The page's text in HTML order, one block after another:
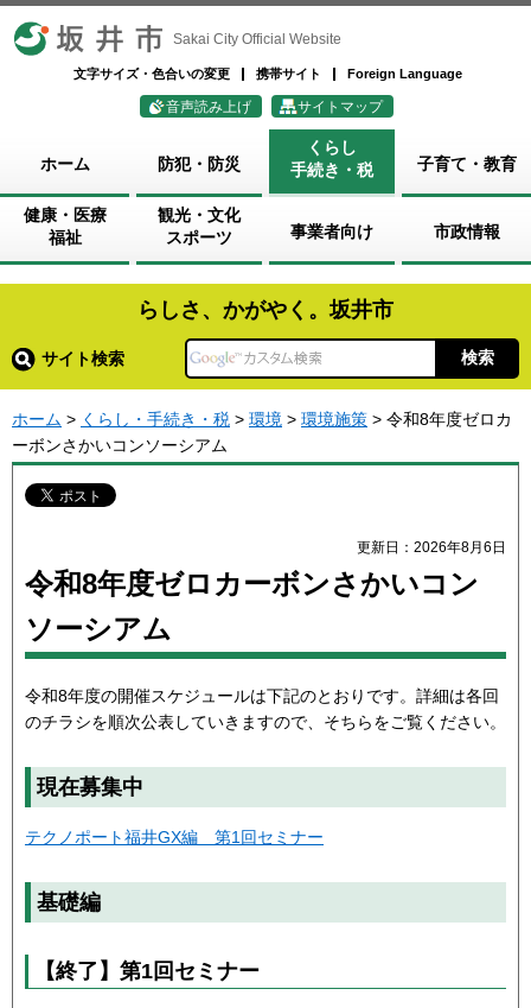
坂井市 Sakai City Official Website
文字サイズ・色合いの変更 携帯サイト Foreign Language
音声読み上げ サイトマップ
ホーム 防犯・防災
くらし
手続き・税
子育て・教育
健康・医療
福祉
観光・文化
スポーツ
事業者向け 市政情報
らしさ、かがやく。坂井市
サイト検索
ホーム > くらし・手続き・税 > 環境 > 環境施策 > 令和8年度ゼロカ
ーボンさかいコンソーシアム
更新日：2026年8月6日
令和8年度ゼロカーボンさかいコン
ソーシアム
令和8年度の開催スケジュールは下記のとおりです。詳細は各回
のチラシを順次公表していきますので、そちらをご覧ください。
現在募集中
テクノポート福井GX編 第1回セミナー
基礎編
【終了】第1回セミナー